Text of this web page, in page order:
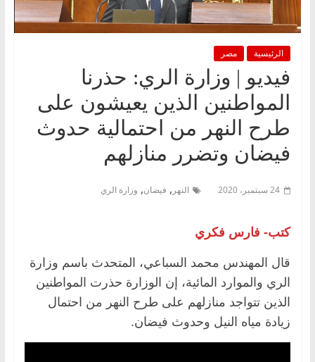
الرئيسية مصر
فيديو | وزارة الري: حذرنا
المواطنين الذين يعيشون على
طرح النهر من احتمالية حدوث
فيضان وتضرر منازلهم
24 سبتمبر، 2020 النهر , فيضان, وزارة الري
كتب- فارس فكري
قال المهندس محمد السباعي، المتحدث باسم وزارة
الري والموارد المائية، إن الوزارة حذرت المواطنين
الذين تتواجد منازلهم على طرح النهر من احتمال
زيادة مياه النيل وحدوث فيضان.